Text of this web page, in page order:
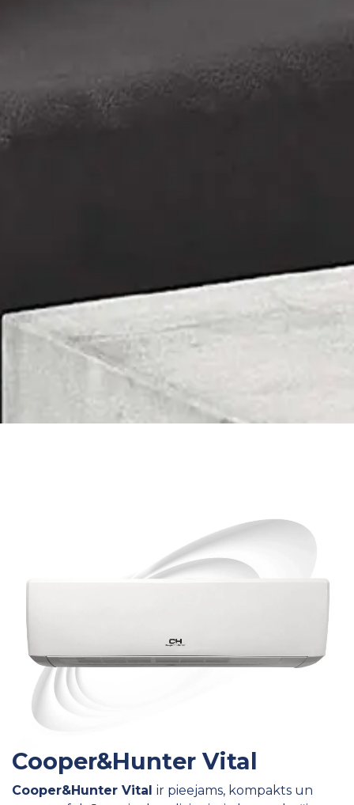
Cooper&Hunter Vital
Cooper&Hunter Vital ir pieejams, kompakts un